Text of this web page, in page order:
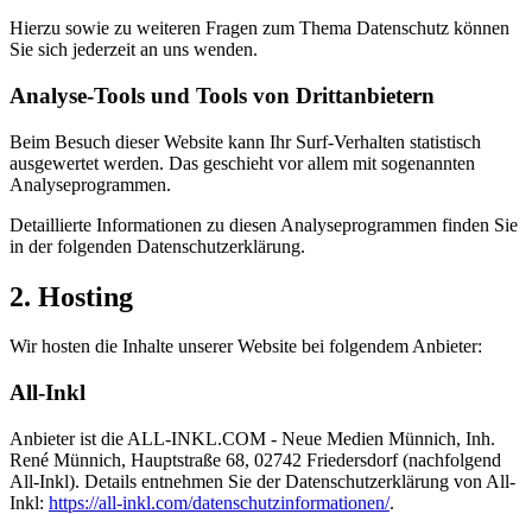
Hierzu sowie zu weiteren Fragen zum Thema Datenschutz können
Sie sich jederzeit an uns wenden.
Analyse-Tools und Tools von Dritt­anbietern
Beim Besuch dieser Website kann Ihr Surf-Verhalten statistisch
ausgewertet werden. Das geschieht vor allem mit sogenannten
Analyseprogrammen.
Detaillierte Informationen zu diesen Analyseprogrammen finden Sie
in der folgenden Datenschutzerklärung.
2. Hosting
Wir hosten die Inhalte unserer Website bei folgendem Anbieter:
All-Inkl
Anbieter ist die ALL-INKL.COM - Neue Medien Münnich, Inh.
René Münnich, Hauptstraße 68, 02742 Friedersdorf (nachfolgend
All-Inkl). Details entnehmen Sie der Datenschutzerklärung von All-
Inkl: https://all-inkl.com/datenschutzinformationen/.